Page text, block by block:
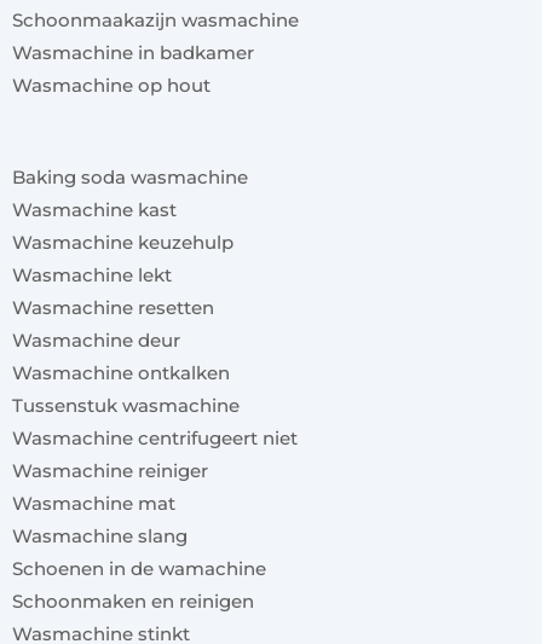
Schoonmaakazijn wasmachine
Wasmachine in badkamer
Wasmachine op hout
Baking soda wasmachine
Wasmachine kast
Wasmachine keuzehulp
Wasmachine lekt
Wasmachine resetten
Wasmachine deur
Wasmachine ontkalken
Tussenstuk wasmachine
Wasmachine centrifugeert niet
Wasmachine reiniger
Wasmachine mat
Wasmachine slang
Schoenen in de wamachine
Schoonmaken en reinigen
Wasmachine stinkt